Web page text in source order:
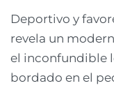
Deportivo y
revela un
el inconfundible
bordado en el